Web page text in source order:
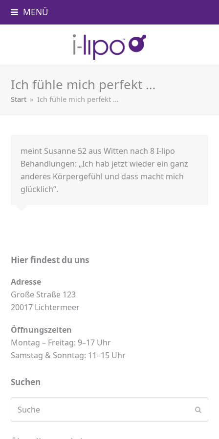
MENÜ
Ich fühle mich perfekt …
Start » Ich fühle mich perfekt …
meint Susanne 52 aus Witten nach 8 I-lipo
Behandlungen: „Ich hab jetzt wieder ein ganz
anderes Körpergefühl und dass macht mich
glücklich“.
Hier findest du uns
Adresse
Große Straße 123
20017 Lichtermeer
Öffnungszeiten
Montag – Freitag: 9–17 Uhr
Samstag & Sonntag: 11–15 Uhr
Suchen